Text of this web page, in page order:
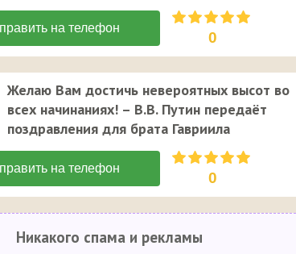
0
Желаю Вам достичь невероятных высот во
всех начинаниях! – В.В. Путин передаёт
поздравления для брата Гавриила
0
Никакого спама и рекламы